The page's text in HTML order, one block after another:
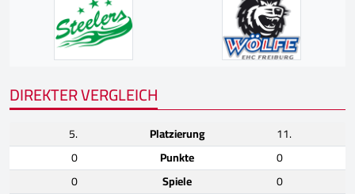
DIREKTER VERGLEICH
5. Platzierung
11.
0
Punkte
0
0
Spiele
0